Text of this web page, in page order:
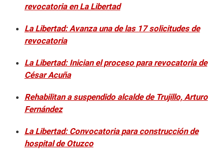
revocatoria en La Libertad
La Libertad: Avanza una de las 17 solicitudes de
revocatoria
La Libertad: Inician el proceso para revocatoria de
César Acuña
Rehabilitan a suspendido alcalde de Trujillo, Arturo
Fernández
La Libertad: Convocatoria para construcción de
hospital de Otuzco